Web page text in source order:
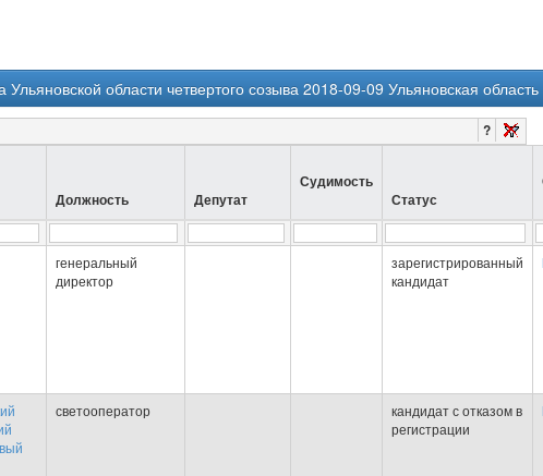
области четвертого созыва 2018-09-09 Ульяновская область
?
Должность Депутат
Судимость
Статус
генеральный
директор
зарегистрированный
кандидат
светооператор
кандидат с отказом в
регистрации